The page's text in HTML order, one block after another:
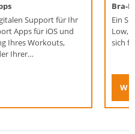
Support für Ihr
Apps für iOS und
Ihres Workouts,
Ihrer
Ziele unterstützen
zu bleiben!
Bra-
Ein
Low,
sich